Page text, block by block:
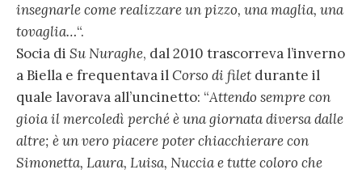
insegnarle come realizzare un pizzo, una maglia, una
tovaglia…“.
Socia di Su Nuraghe, dal 2010 trascorreva l’inverno
a Biella e frequentava ilCorso di filet durante il
quale lavorava all’uncinetto: “Attendo sempre con
gioia il mercoledì perché è una giornata diversa dalle
altre; è un vero piacere poter chiacchierare con
Simonetta, Laura, Luisa, Nuccia e tutte coloro che